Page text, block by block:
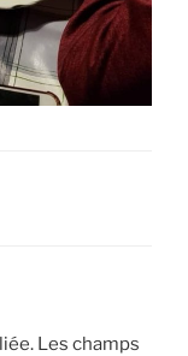
Les champs